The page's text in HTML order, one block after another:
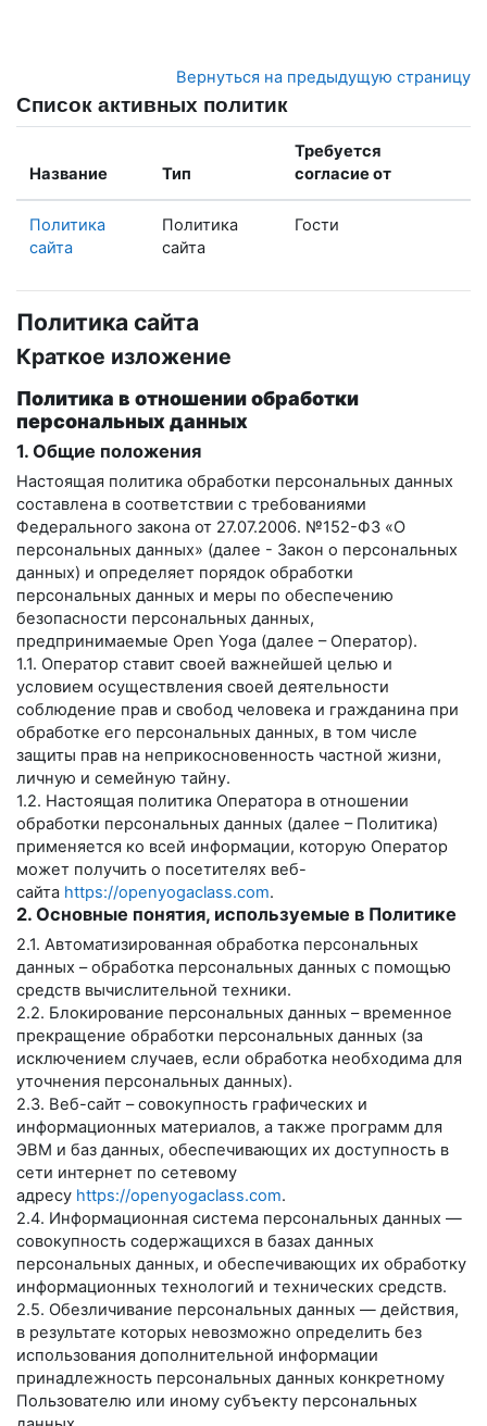
Вернуться на предыдущую страницу
Список активных политик
Название Тип
Требуется
согласие от
Политика
сайта
Политика
сайта
Гости
Политика сайта
Краткое изложение
Политика в отношении обработки
персональных данных
1. Общие положения
Настоящая политика обработки персональных данных
составлена в соответствии с требованиями
Федерального закона от 27.07.2006. №152-ФЗ «О
персональных данных» (далее - Закон о персональных
данных) и определяет порядок обработки
персональных данных и меры по обеспечению
безопасности персональных данных,
предпринимаемые Open Yoga (далее – Оператор).
1.1. Оператор ставит своей важнейшей целью и
условием осуществления своей деятельности
соблюдение прав и свобод человека и гражданина при
обработке его персональных данных, в том числе
защиты прав на неприкосновенность частной жизни,
личную и семейную тайну.
1.2. Настоящая политика Оператора в отношении
обработки персональных данных (далее – Политика)
применяется ко всей информации, которую Оператор
может получить о посетителях веб-
сайта https://openyogaclass.com.
2. Основные понятия, используемые в Политике
2.1. Автоматизированная обработка персональных
данных – обработка персональных данных с помощью
средств вычислительной техники.
2.2. Блокирование персональных данных – временное
прекращение обработки персональных данных (за
исключением случаев, если обработка необходима для
уточнения персональных данных).
2.3. Веб-сайт – совокупность графических и
информационных материалов, а также программ для
ЭВМ и баз данных, обеспечивающих их доступность в
сети интернет по сетевому
адресу https://openyogaclass.com.
2.4. Информационная система персональных данных —
совокупность содержащихся в базах данных
персональных данных, и обеспечивающих их обработку
информационных технологий и технических средств.
2.5. Обезличивание персональных данных — действия,
в результате которых невозможно определить без
использования дополнительной информации
принадлежность персональных данных конкретному
Пользователю или иному субъекту персональных